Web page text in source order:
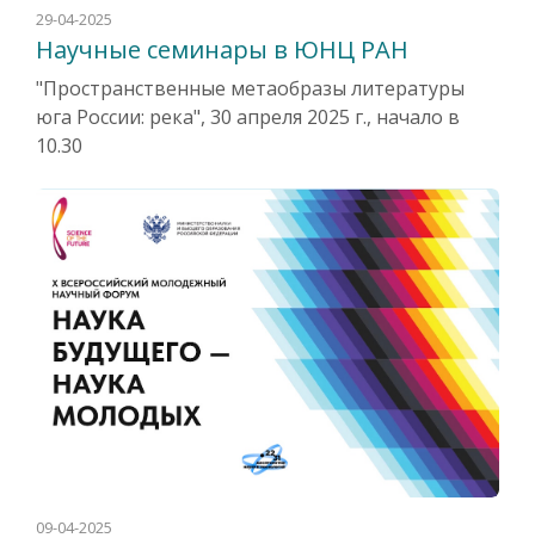
29-04-2025
Научные семинары в ЮНЦ РАН
"Пространственные метаобразы литературы
юга России: река", 30 апреля 2025 г., начало в
10.30
09-04-2025